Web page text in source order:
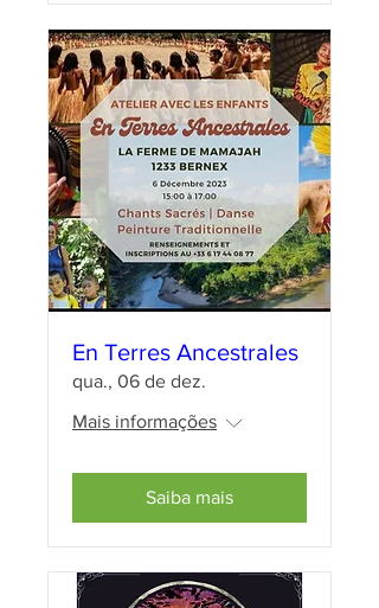
En Terres Ancestrales
qua., 06 de dez.
Mais informações
Saiba mais